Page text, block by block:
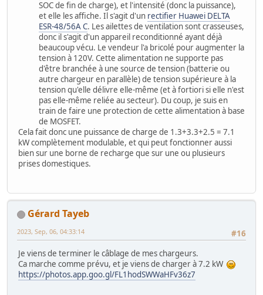
SOC de fin de charge), et l'intensité (donc la puissance),
et elle les affiche. Il s'agit d'un rectifier Huawei DELTA
ESR-48/56A C. Les ailettes de ventilation sont crasseuses,
donc il s'agit d'un appareil reconditionné ayant déjà
beaucoup vécu. Le vendeur l'a bricolé pour augmenter la
tension à 120V. Cette alimentation ne supporte pas
d'être branchée à une source de tension (batterie ou
autre chargeur en parallèle) de tension supérieure à la
tension qu'elle délivre elle-même (et à fortiori si elle n'est
pas elle-même reliée au secteur). Du coup, je suis en
train de faire une protection de cette alimentation à base
de MOSFET.
Cela fait donc une puissance de charge de 1.3+3.3+2.5 = 7.1
kW complètement modulable, et qui peut fonctionner aussi
bien sur une borne de recharge que sur une ou plusieurs
prises domestiques.
Gérard Tayeb
#16
2023, Sep, 06, 04:33:14
Je viens de terminer le câblage de mes chargeurs.
Ca marche comme prévu, et je viens de charger à 7.2 kW
https://photos.app.goo.gl/FL1hodSWWaHFv36z7